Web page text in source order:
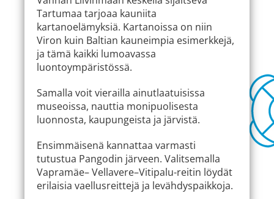
Tartumaa tarjoaa kauniita
kartanoelämyksiä. Kartanoissa on niin
Viron kuin Baltian kauneimpia esimerkkejä,
ja tämä kaikki lumoavassa
luontoympäristössä.
Samalla voit vierailla ainutlaatuisissa
museoissa, nauttia monipuolisesta
luonnosta, kaupungeista ja järvistä.
Ensimmäisenä kannattaa varmasti
tutustua Pangodin järveen. Valitsemalla
Vapramäe– Vellavere–Vitipalu-reitin löydät
erilaisia vaellusreittejä ja levähdyspaikkoja.